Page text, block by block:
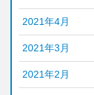
2021年4月
2021年3月
2021年2月